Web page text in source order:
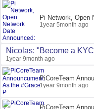
Pi Network, Open
1year 5month ago
Nicolas: "Become a
1year 9month ago
PiCoreTeam
1year 9month ago
PiCoreTeam